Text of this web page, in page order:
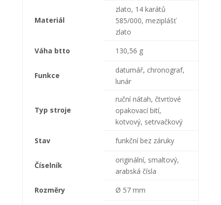
Materiál
zlato, 14 karátů
585/000, meziplášť
zlato
Váha btto
130,56 g
Funkce
datumář, chronograf,
lunár
Typ stroje
ruční nátah, čtvrťové
opakovací bití,
kotvový, setrvačkový
Stav
funkční bez záruky
Číselník
originální, smaltový,
arabská čísla
Rozměry
Ø 57 mm